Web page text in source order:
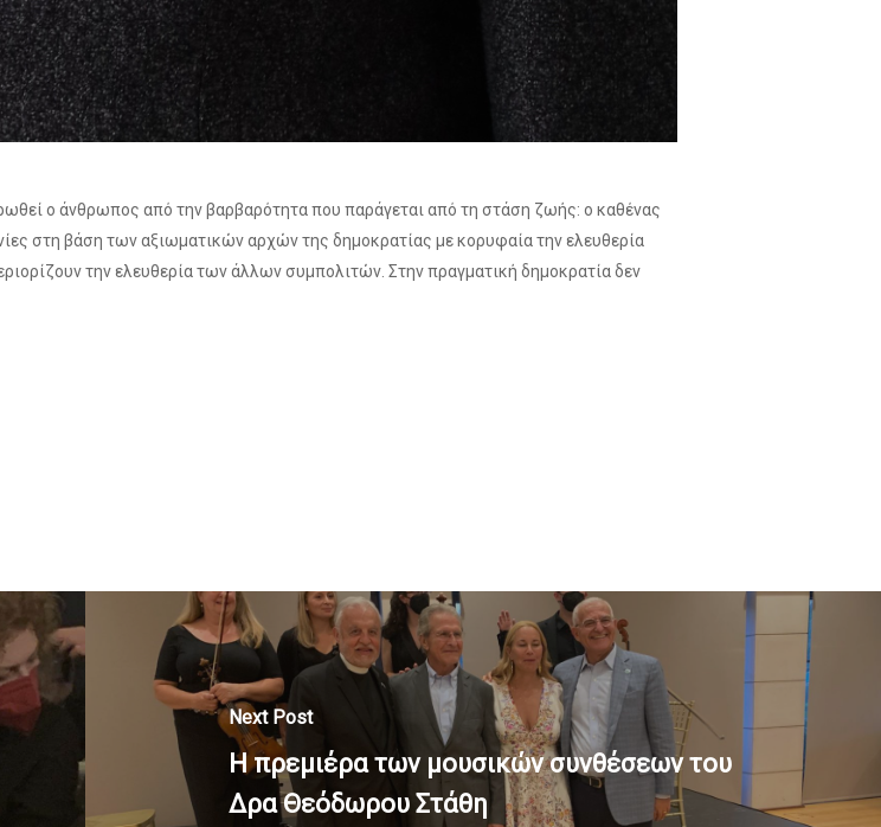
ο άνθρωπος από την βαρβαρότητα που παράγεται από τη στάση ζωής: ο καθένας
στη βάση των αξιωματικών αρχών της δημοκρατίας με κορυφαία την ελευθερία
την ελευθερία των άλλων συμπολιτών. Στην πραγματική δημοκρατία δεν
Next Post
H πρεμιέρα των μουσικών συνθέσεων του
Δρα Θεόδωρου Στάθη